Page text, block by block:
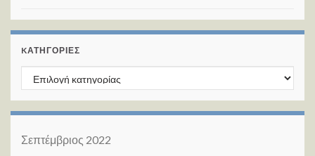
KΑΤΗΓΟΡΊΕΣ
Kατηγορίες
Σεπτέμβριος 2022